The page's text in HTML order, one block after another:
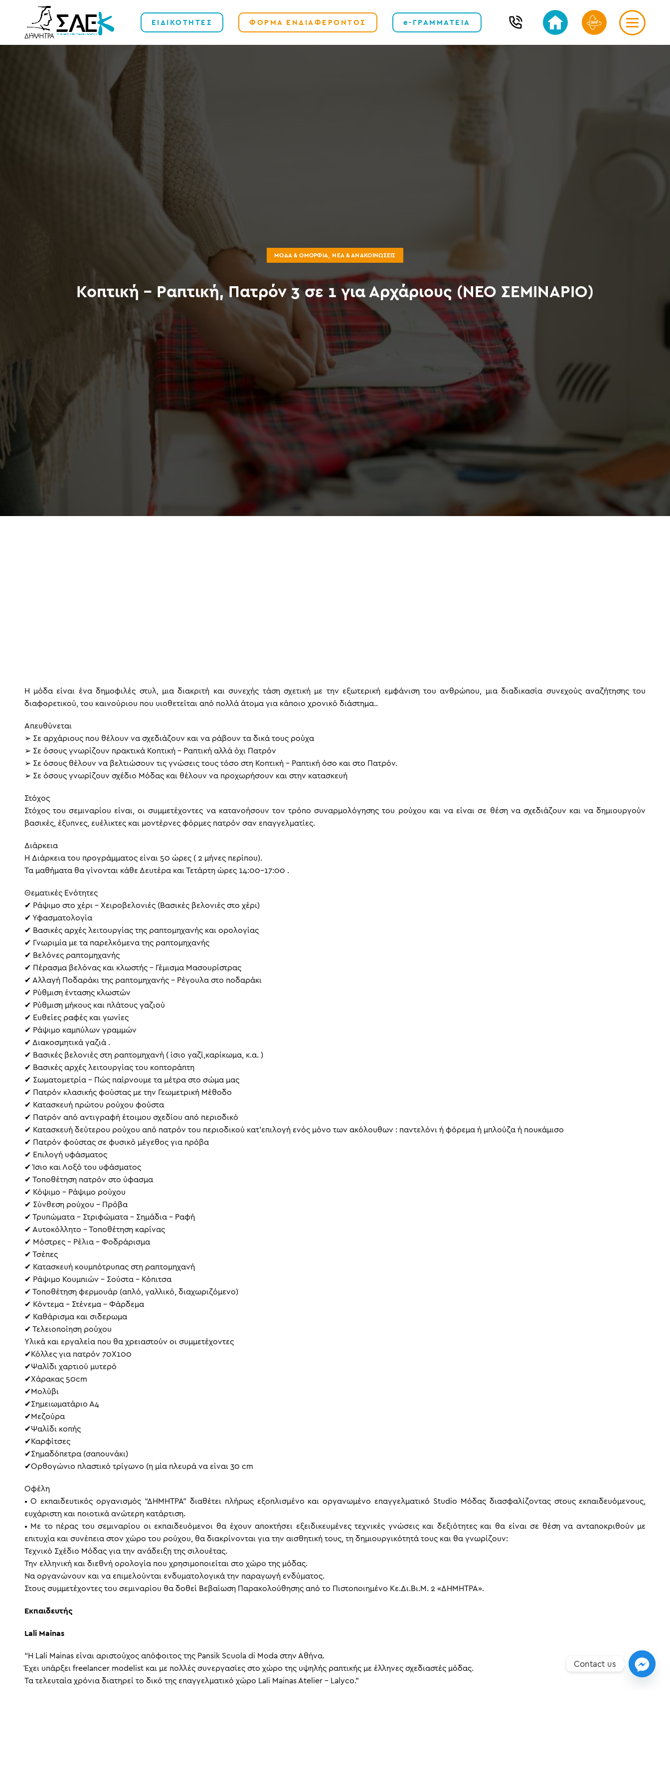
ΕΙΔΙΚΟΤΗΤΕΣ ΦΟΡΜΑ ΕΝΔΙΑΦΕΡΟΝΤΟΣ e-ΓΡΑΜΜΑΤΕΙΑ
ΜΌΔΑ & ΟΜΟΡΦΙΆ ,ΝΈΑ & ΑΝΑΚΟΙΝΏΣΕΙΣ
Κοπτική – Ραπτική, Πατρόν 3 σε 1 για Αρχάριους (ΝΕΟ ΣΕΜΙΝΑΡΙΟ)
Η μόδα είναι ένα δημοφιλές στυλ, μια διακριτή και συνεχής τάση σχετική με την εξωτερική εμφάνιση του ανθρώπου, μια διαδικασία συνεχούς αναζήτησης του
διαφορετικού, του καινούριου που υιοθετείται από πολλά άτομα για κάποιο χρονικό διάστημα..
Απευθύνεται
➢ Σε αρχάριους που θέλουν να σχεδιάζουν και να ράβουν τα δικά τους ρούχα
➢ Σε όσους γνωρίζουν πρακτικά Κοπτική – Ραπτική αλλά όχι Πατρόν
➢ Σε όσους θέλουν να βελτιώσουν τις γνώσεις τους τόσο στη Κοπτική – Ραπτική όσο και στο Πατρόν.
➢ Σε όσους γνωρίζουν σχέδιο Μόδας και θέλουν να προχωρήσουν και στην κατασκευή
Στόχος
Στόχος του σεμιναρίου είναι, οι συμμετέχοντες να κατανοήσουν τον τρόπο συναρμολόγησης του ρούχου και να είναι σε θέση να σχεδιάζουν και να δημιουργούν
βασικές, έξυπνες, ευέλικτες και μοντέρνες φόρμες πατρόν σαν επαγγελματίες.
Διάρκεια
H Διάρκεια του προγράμματος είναι 50 ώρες ( 2 μήνες περίπου).
Τα μαθήματα θα γίνονται κάθε Δευτέρα και Τετάρτη ώρες 14:00-17:00 .
Θεματικές Ενότητες
✔ Ράψιμο στο χέρι – Χειροβελονιές (Βασικές βελονιές στο χέρι)
✔ Υφασματολογία
✔ Βασικές αρχές λειτουργίας της ραπτομηχανής και ορολογίας
✔ Γνωριμία με τα παρελκόμενα της ραπτομηχανής
✔ Βελόνες ραπτομηχανής
✔ Πέρασμα βελόνας και κλωστής – Γέμισμα Μασουρίστρας
✔ Αλλαγή Ποδαράκι της ραπτομηχανής – Ρέγουλα στο ποδαράκι
✔ Ρύθμιση έντασης κλωστών
✔ Ρύθμιση μήκους και πλάτους γαζιού
✔ Ευθείες ραφές και γωνίες
✔ Ράψιμο καμπύλων γραμμών
✔ Διακοσμητικά γαζιά .
✔ Βασικές βελονιές στη ραπτομηχανή ( ίσιο γαζί,καρίκωμα, κ.α. )
✔ Βασικές αρχές λειτουργίας του κοπτοράπτη
✔ Σωματομετρία – Πώς παίρνουμε τα μέτρα στο σώμα μας
✔ Πατρόν κλασικής φούστας με την Γεωμετρική Μέθοδο
✔ Κατασκευή πρώτου ρούχου φούστα
✔ Πατρόν από αντιγραφή έτοιμου σχεδίου από περιοδικό
✔ Κατασκευή δεύτερου ρούχου από πατρόν του περιοδικού κατ’επιλογή ενός μόνο των ακόλουθων : παντελόνι ή φόρεμα ή μπλούζα ή πουκάμισο
✔ Πατρόν φούστας σε φυσικό μέγεθος για πρόβα
✔ Επιλογή υφάσματος
✔ Ίσιο και Λοξό του υφάσματος
✔ Τοποθέτηση πατρόν στο ύφασμα
✔ Κόψιμο – Ράψιμο ρούχου
✔ Σύνθεση ρούχου – Πρόβα
✔ Τρυπώματα – Στριφώματα – Σημάδια – Ραφή
✔ Αυτοκόλλητο – Τοποθέτηση καρίνας
✔ Μόστρες – Ρέλια – Φοδράρισμα
✔ Τσέπες
✔ Κατασκευή κουμπότρυπας στη ραπτομηχανή
✔ Ράψιμο Κουμπιών – Σούστα – Κόπιτσα
✔ Τοποθέτηση φερμουάρ (απλό, γαλλικό, διαχωριζόμενο)
✔ Κόντεμα – Στένεμα – Φάρδεμα
✔ Καθάρισμα και σιδερωμα
✔ Τελειοποίηση ρούχου
Υλικά και εργαλεία που θα χρειαστούν οι συμμετέχοντες
✔Κόλλες για πατρόν 70X100
✔Ψαλίδι χαρτιού μυτερό
✔Χάρακας 50cm
✔Μολύβι
✔Σημειωματάριο Α4
✔Μεζούρα
✔Ψαλίδι κοπής
✔Καρφίτσες
✔Σημαδόπετρα (σαπουνάκι)
✔Ορθογώνιο πλαστικό τρίγωνο (η μία πλευρά να είναι 30 cm
Οφέλη
• Ο εκπαιδευτικός οργανισμός “ΔΗΜΗΤΡΑ” διαθέτει πλήρως εξοπλισμένο και οργανωμένο επαγγελματικό Studio Μόδας διασφαλίζοντας στους εκπαιδευόμενους,
ευχάριστη και ποιοτικά ανώτερη κατάρτιση.
• Με το πέρας του σεμιναρίου οι εκπαιδευόμενοι θα έχουν αποκτήσει εξειδικευμένες τεχνικές γνώσεις και δεξιότητες και θα είναι σε θέση να ανταποκριθούν με
επιτυχία και συνέπεια στον χώρο του ρούχου, θα διακρίνονται για την αισθητική τους, τη δημιουργικότητά τους και θα γνωρίζουν:
Τεχνικό Σχέδιο Mόδας για την ανάδειξη της σιλουέτας.
Την ελληνική και διεθνή ορολογία που χρησιμοποιείται στο χώρο της μόδας.
Να οργανώνουν και να επιμελούνται ενδυματολογικά την παραγωγή ενδύματος.
Στους συμμετέχοντες του σεμιναρίου θα δοθεί Βεβαίωση Παρακολούθησης από το Πιστοποιημένο Κε.Δι.Βι.Μ. 2 «ΔΗΜΗΤΡΑ».
Εκπαιδευτής
Lali Mainas
“H Lali Mainas είναι αριστούχος απόφοιτος της Pansik Scuola di Moda στην Αθήνα.
Έχει υπάρξει freelancer modelist και με πολλές συνεργασίες στο χώρο της υψηλής ραπτικής με έλληνες σχεδιαστές μόδας.
Τα τελευταία χρόνια διατηρεί το δικό της επαγγελματικό χώρο Lali Mainas Atelier – Lalyco.”
Contact us